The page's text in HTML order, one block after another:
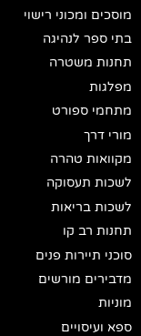
מוסכים ומכוני רישוי
בתי ספר לנהיגה
תחנות משטרה
מפלגות
מתחמי ספורט
מורי דרך
מקוואות טהרה
לשכות תעסוקה
לשכות בריאות
תחנות רב קו
סוכני תיירות פנים
מדבירים מורשים
מוניות
ספא ועיסויים